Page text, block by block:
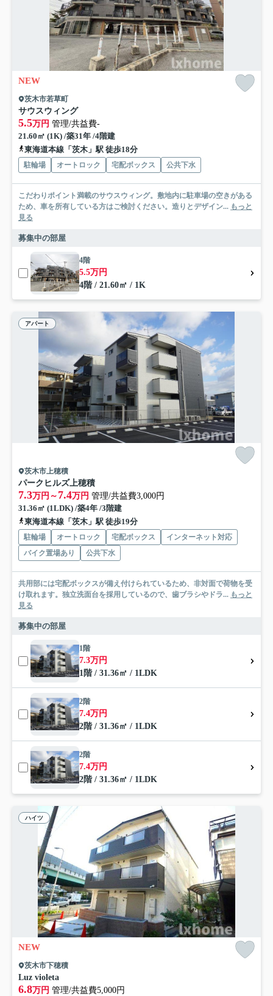
NEW
茨木市若草町
サウスウィング
5.5万円 管理/共益費-
21.60㎡ (1K) /築31年 /4階建
東海道本線「茨木」駅 徒歩18分
駐輪場 オートロック 宅配ボックス 公共下水
こだわりポイント満載のサウスウィング。敷地内に駐車場の空きがある
ため、車を所有している方はご検討ください。造りとデザイン... もっと
見る
募集中の部屋
4階
5.5万円
4階 / 21.60㎡ / 1K
アパート
茨木市上穂積
パークヒルズ上穂積
7.3万円～ 7.4万円 管理/共益費3,000円
31.36㎡ (1LDK) /築4年 /3階建
東海道本線「茨木」駅 徒歩19分
駐輪場 オートロック 宅配ボックス
インターネット対応
バイク置場あり
公共下水
共用部には宅配ボックスが備え付けられているため、非対面で荷物を受
け取れます。独立洗面台を採用しているので、歯ブラシやドラ... もっと
見る
募集中の部屋
1階
7.3万円
1階 / 31.36㎡ / 1LDK
2階
7.4万円
2階 / 31.36㎡ / 1LDK
2階
7.4万円
2階 / 31.36㎡ / 1LDK
ハイツ
NEW
茨木市下穂積
Luz violeta
6.8万円 管理/共益費5,000円